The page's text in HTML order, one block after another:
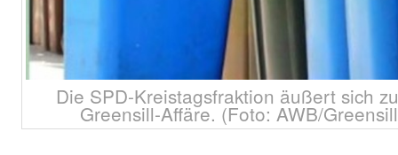
Die SPD-Kreistagsfraktion äußert sich
Greensill-Affäre. (Foto: AWB/